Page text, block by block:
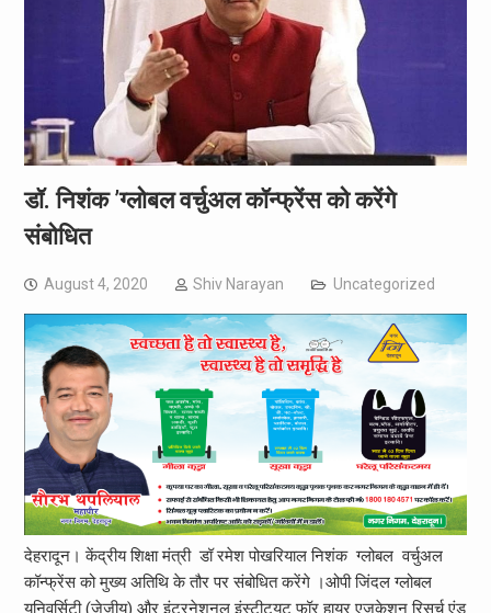
डॉ. निशंक ’ग्लोबल वर्चुअल कॉन्फ्रेंस को करेंगे
संबोधित
August 4, 2020 Shiv Narayan Uncategorized
देहरादून। केंद्रीय शिक्षा मंत्री डॉ रमेश पोखरियाल निशंक ग्लोबल वर्चुअल
कॉन्फ्रेंस को मुख्य अतिथि के तौर पर संबोधित करेंगे ।ओपी जिंदल ग्लोबल
यूनिवर्सिटी (जेजीयू) और इंटरनेशनल इंस्टीट्यूट फॉर हायर एजुकेशन रिसर्च एंड